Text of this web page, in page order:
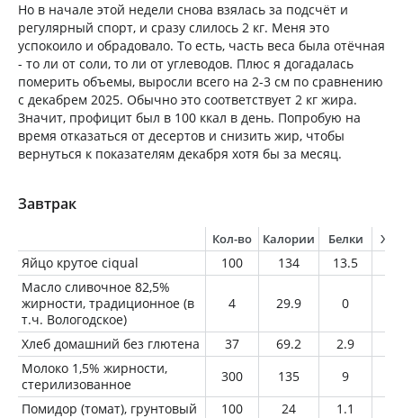
Но в начале этой недели снова взялась за подсчёт и
регулярный спорт, и сразу слилось 2 кг. Меня это
успокоило и обрадовало. То есть, часть веса была отёчная
- то ли от соли, то ли от углеводов. Плюс я догадалась
померить объемы, выросли всего на 2-3 см по сравнению
с декабрем 2025. Обычно это соответствует 2 кг жира.
Значит, профицит был в 100 ккал в день. Попробую на
время отказаться от десертов и снизить жир, чтобы
вернуться к показателям декабря хотя бы за месяц.
Завтрак
Кол-во Калории Белки
Яйцо крутое ciqual 100 134 13.5
Масло сливочное 82,5%
жирности, традиционное (в
т.ч. Вологодское)
4 29.9 0
Хлеб домашний без глютена 37 69.2 2.9
Молоко 1,5% жирности,
стерилизованное
300 135 9
Помидор (томат), грунтовый
100 24 1.1